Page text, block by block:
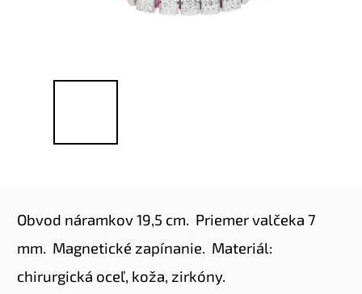
Obvod náramkov 19,5 cm. Priemer valčeka 7
mm. Magnetické zapínanie. Materiál:
chirurgická oceľ, koža, zirkóny.